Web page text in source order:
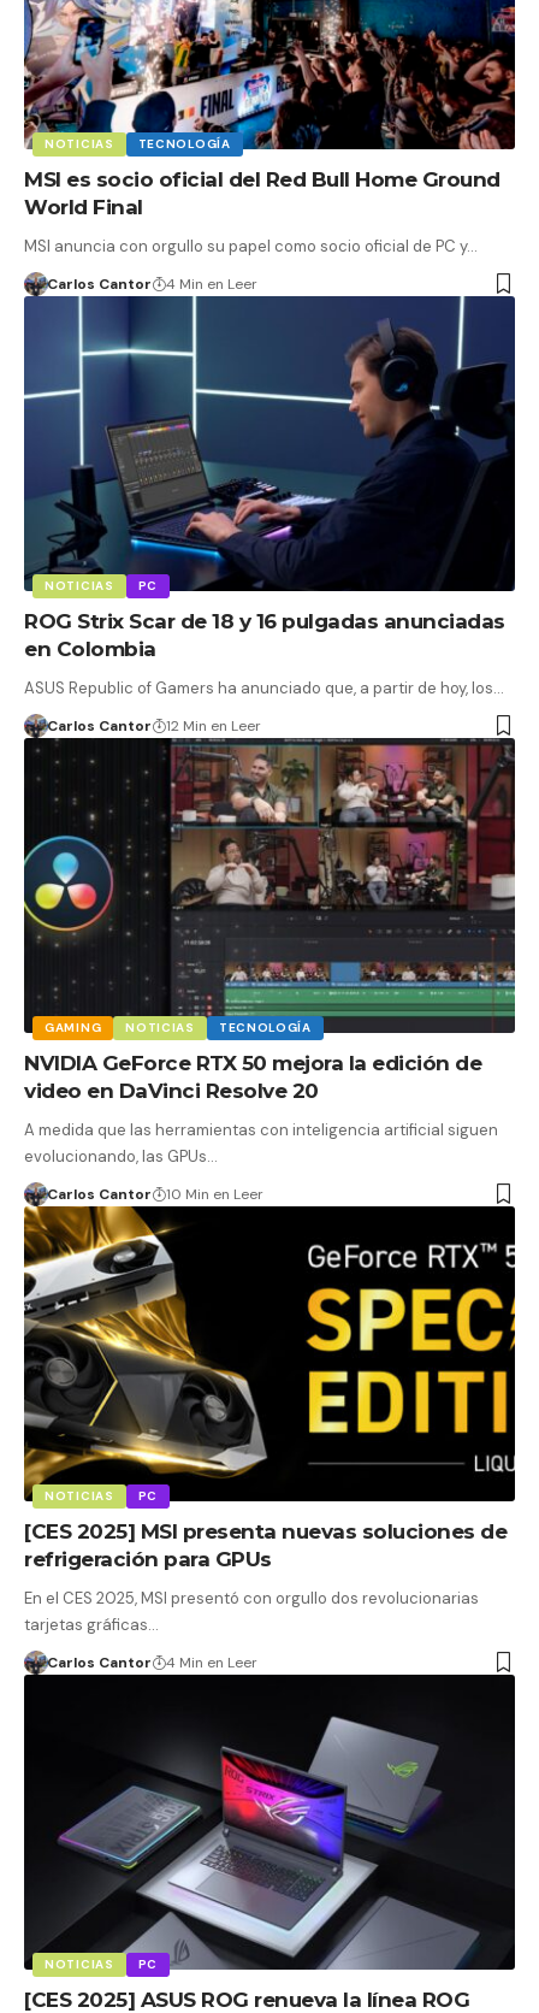
NOTICIAS TECNOLOGÍA
MSI es socio oficial del Red Bull Home Ground
World Final
MSI anuncia con orgullo su papel como socio oficial de PC y…
Carlos Cantor 4 Min en Leer
NOTICIAS PC
ROG Strix Scar de 18 y 16 pulgadas anunciadas
en Colombia
ASUS Republic of Gamers ha anunciado que, a partir de hoy, los…
Carlos Cantor 12 Min en Leer
GAMING NOTICIAS TECNOLOGÍA
NVIDIA GeForce RTX 50 mejora la edición de
video en DaVinci Resolve 20
A medida que las herramientas con inteligencia artificial siguen
evolucionando, las GPUs…
Carlos Cantor 10 Min en Leer
NOTICIAS PC
[CES 2025] MSI presenta nuevas soluciones de
refrigeración para GPUs
En el CES 2025, MSI presentó con orgullo dos revolucionarias
tarjetas gráficas…
Carlos Cantor 4 Min en Leer
NOTICIAS PC
[CES 2025] ASUS ROG renueva la línea ROG